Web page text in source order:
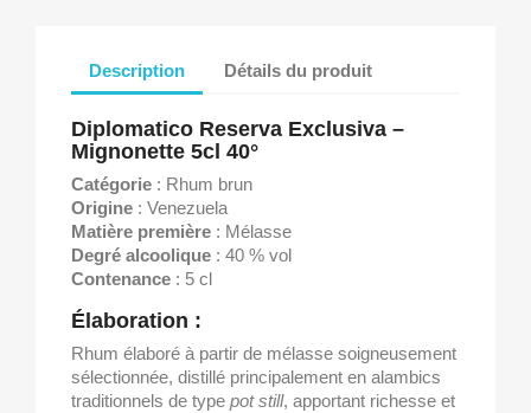
Description Détails du produit
Diplomatico Reserva Exclusiva –
Mignonette 5cl 40°
Catégorie : Rhum brun
Origine : Venezuela
Matière première : Mélasse
Degré alcoolique : 40 % vol
Contenance : 5 cl
Élaboration :
Rhum élaboré à partir de mélasse soigneusement
sélectionnée, distillé principalement en alambics
traditionnels de type pot still, apportant richesse et